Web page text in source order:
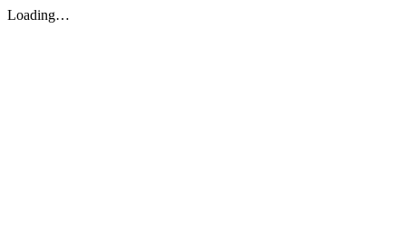
Loading…